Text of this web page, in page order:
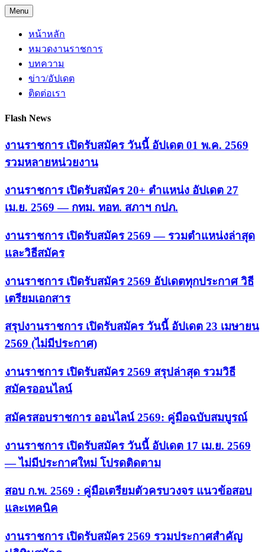
Skip
to
content
Menu
หน้าหลัก
หมวดงานราชการ
บทความ
ข่าว/อัปเดต
ติดต่อเรา
Flash News
งานราชการ เปิดรับสมัคร วันนี้ อัปเดต 01 พ.ค. 2569
รวมหลายหน่วยงาน
งานราชการ เปิดรับสมัคร 20+ ตำแหน่ง อัปเดต 27
เม.ย. 2569 — กทม. ทอท. สภาฯ กปภ.
งานราชการ เปิดรับสมัคร 2569 — รวมตำแหน่งล่าสุด
และวิธีสมัคร
งานราชการ เปิดรับสมัคร 2569 อัปเดตทุกประกาศ วิธี
เตรียมเอกสาร
สรุปงานราชการ เปิดรับสมัคร วันนี้ อัปเดต 23 เมษายน
2569 (ไม่มีประกาศ)
งานราชการ เปิดรับสมัคร 2569 สรุปล่าสุด รวมวิธี
สมัครออนไลน์
สมัครสอบราชการ ออนไลน์ 2569: คู่มือฉบับสมบูรณ์
งานราชการ เปิดรับสมัคร วันนี้ อัปเดต 17 เม.ย. 2569
— ไม่มีประกาศใหม่ โปรดติดตาม
สอบ ก.พ. 2569 : คู่มือเตรียมตัวครบวงจร แนวข้อสอบ
และเทคนิค
งานราชการ เปิดรับสมัคร 2569 รวมประกาศสำคัญ